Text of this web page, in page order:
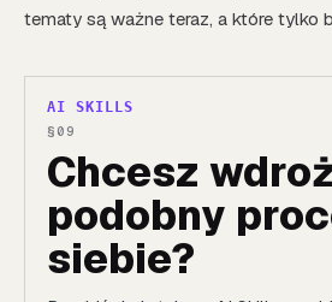
tematy są ważne teraz, a które tylko
AI SKILLS
Chcesz
podobny
siebie?